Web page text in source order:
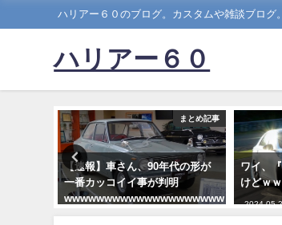
ハリアー６０のブログ。カスタムや雑談ブログ。
ハリアー６０
まとめ記事
【速報】車さん、90年代の形が
一番カッコイイ事が判明
wwwwwwwwwwwwwwwwwwww
ワイ、
けどｗ
2024-05-